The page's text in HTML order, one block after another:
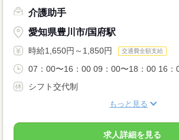
介護助手
愛知県豊川市/国府駅
時給1,650円～1,850円 交通費全額支給
07：00〜16：00 09：00〜18：00 16：
シフト交代制
もっと見る
求人詳細を見る